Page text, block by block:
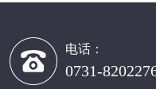
电话：
0731-